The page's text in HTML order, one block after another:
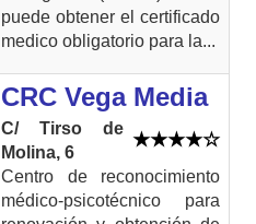
puede obtener el certificado
medico obligatorio para la...
CRC Vega Media
C/ Tirso de
Molina, 6
Centro de reconocimiento
médico-psicotécnico para